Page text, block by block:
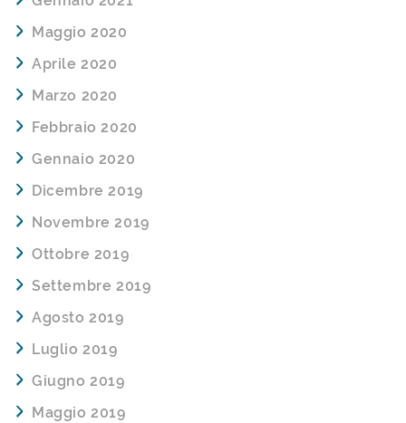
Maggio 2020
Aprile 2020
Marzo 2020
Febbraio 2020
Gennaio 2020
Dicembre 2019
Novembre 2019
Ottobre 2019
Settembre 2019
Agosto 2019
Luglio 2019
Giugno 2019
Maggio 2019